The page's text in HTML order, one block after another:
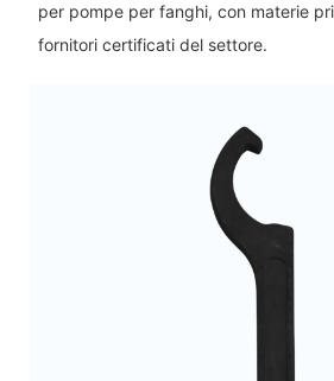
per pompe per fanghi, con materie
fornitori certificati del settore.